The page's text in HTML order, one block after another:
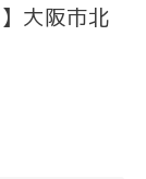
大阪市北